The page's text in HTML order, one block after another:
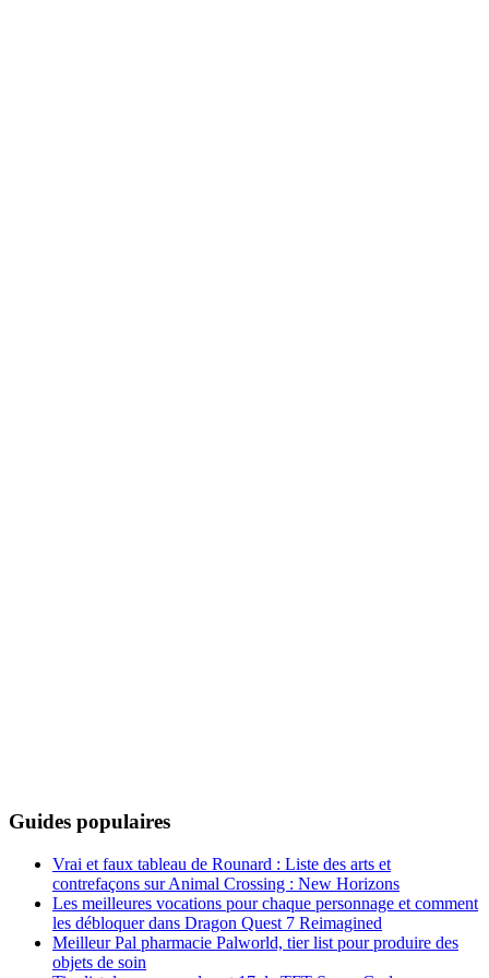
Guides populaires
Vrai et faux tableau de Rounard : Liste des arts et
contrefaçons sur Animal Crossing : New Horizons
Les meilleures vocations pour chaque personnage et comment
les débloquer dans Dragon Quest 7 Reimagined
Meilleur Pal pharmacie Palworld, tier list pour produire des
objets de soin